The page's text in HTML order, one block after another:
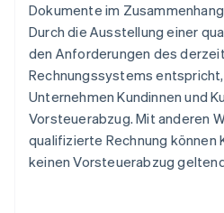
Dokumente im
Durch die Ausstellung einer
den Anforderungen des
Rechnungssystems
Unternehmen Kundinnen und
Vorsteuerabzug. Mit anderen
qualifizierte Rechnung können
keinen Vorsteuerabzug